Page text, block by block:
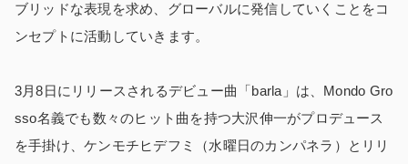
ブリッドな表現を求め、グローバルに発信していくことをコ
ンセプトに活動していきます。
3月8日にリリースされるデビュー曲「barla」は、Mondo Gro
sso名義でも数々のヒット曲を持つ大沢伸一がプロデュース
を手掛け、ケンモチヒデフミ（水曜日のカンパネラ）とリリ